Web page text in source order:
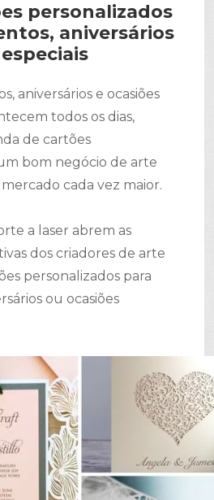
personalizados
aniversários
aniversários e ocasiões
todos os dias,
de cartões
bom negócio de arte
cada vez maior.
a laser abrem as
dos criadores de arte
personalizados para
ou ocasiões